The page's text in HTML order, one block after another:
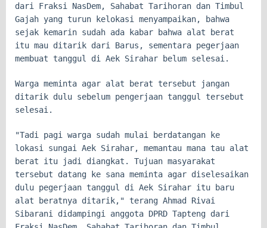
dari Fraksi NasDem, Sahabat Tarihoran dan Timbul
Gajah yang turun kelokasi menyampaikan, bahwa
sejak kemarin sudah ada kabar bahwa alat berat
itu mau ditarik dari Barus, sementara pegerjaan
membuat tanggul di Aek Sirahar belum selesai.
Warga meminta agar alat berat tersebut jangan
ditarik dulu sebelum pengerjaan tanggul tersebut
selesai.
"Tadi pagi warga sudah mulai berdatangan ke
lokasi sungai Aek Sirahar, memantau mana tau alat
berat itu jadi diangkat. Tujuan masyarakat
tersebut datang ke sana meminta agar diselesaikan
dulu pegerjaan tanggul di Aek Sirahar itu baru
alat beratnya ditarik," terang Ahmad Rivai
Sibarani didampingi anggota DPRD Tapteng dari